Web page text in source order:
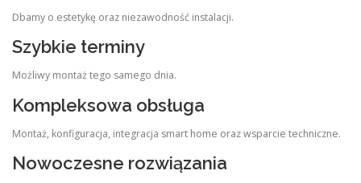
Dbamy o estetykę oraz niezawodność instalacji.
Szybkie terminy
Możliwy montaż tego samego dnia.
Kompleksowa obsługa
Montaż, konfiguracja, integracja smart home oraz wsparcie techniczne.
Nowoczesne rozwiązania